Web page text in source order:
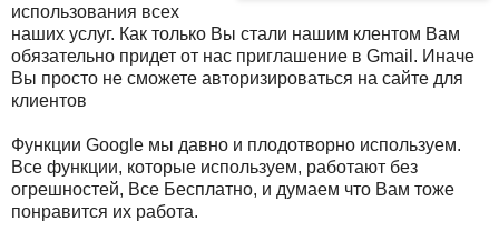
использования всех
наших услуг. Как только Вы стали нашим клентом Вам
обязательно придет от нас приглашение в Gmail. Иначе
Вы просто не сможете авторизироваться на сайте для
клиентов
Функции Google мы давно и плодотворно используем.
Все функции, которые используем, работают без
огрешностей, Все Бесплатно, и думаем что Вам тоже
понравится их работа.